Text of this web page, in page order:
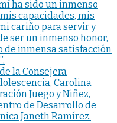
ha sido un inmenso
capacidades, mis
cariño para servir y
ser un inmenso honor,
de inmensa satisfacción
la Consejera
Carolina
Juego y Niñez,
de Desarrollo de
Janeth Ramírez.